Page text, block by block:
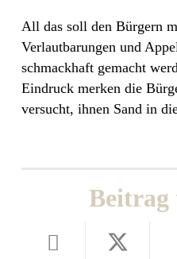
All das soll den Bürgern
Verlautbarungen und
schmackhaft gemacht
Eindruck merken die
versucht, ihnen Sand in